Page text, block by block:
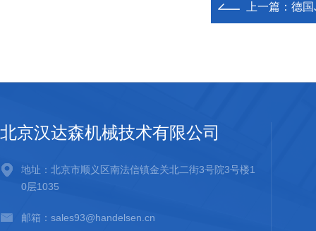
上一篇： 德
北京汉达森机械技术有限公司
地址：北京市顺义区南法信镇金关北二街3号院3号楼1
0层1035
邮箱：sales93@handelsen.cn